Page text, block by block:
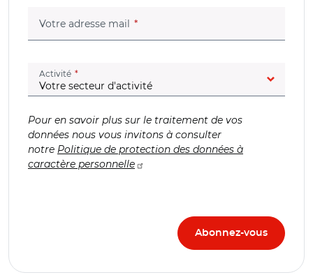
Votre adresse mail (champ obligatoire)
Activité (champ obligatoire)
Pour en savoir plus sur le traitement de vos
données nous vous invitons à consulter
notre Politique de protection des données à
caractère personnelle